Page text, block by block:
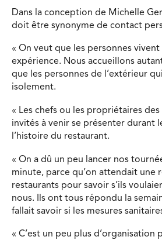
Dans la conception de Michelle
doit être synonyme de contact
« On veut que les personnes vivent
expérience. Nous accueillons
que les personnes de l’extérieur
isolement.
« Les chefs ou les propriétaires
invités à venir se présenter durant
l’histoire du restaurant.
« On a dû un peu lancer nos
minute, parce qu’on attendait une
restaurants pour savoir s’ils
nous. Ils ont tous répondu la
fallait savoir si les mesures
« C’est un peu plus d’organisation